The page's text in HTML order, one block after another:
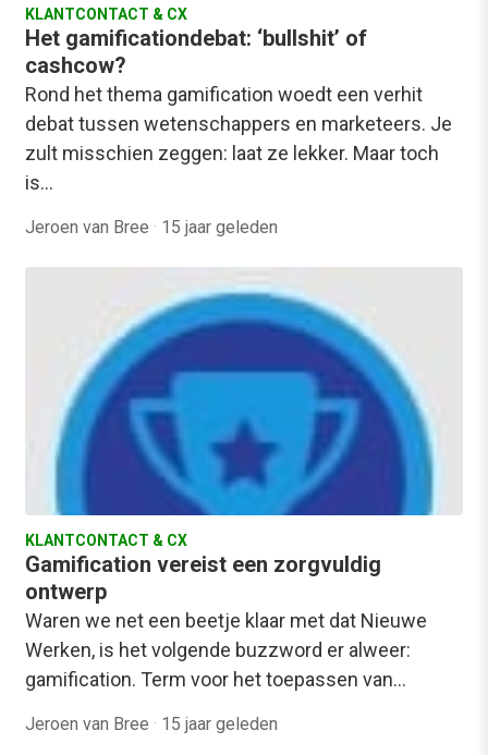
KLANTCONTACT & CX
Het gamificationdebat: ‘bullshit’ of
cashcow?
Rond het thema gamification woedt een verhit
debat tussen wetenschappers en marketeers. Je
zult misschien zeggen: laat ze lekker. Maar toch
is…
Jeroen van Bree · 15 jaar geleden
KLANTCONTACT & CX
Gamification vereist een zorgvuldig
ontwerp
Waren we net een beetje klaar met dat Nieuwe
Werken, is het volgende buzzword er alweer:
gamification. Term voor het toepassen van…
Jeroen van Bree · 15 jaar geleden